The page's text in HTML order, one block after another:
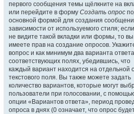
первого сообщения темы щёлкните на
или перейдите в форму Создать опрос
основной формой для создания
зависимости от используемого стиля;
не видите такой вкладки или формы, то
имеете прав на создание опросов.
вопрос и как минимум два варианта
соответствующих полях, убедившись, что
каждый вариант находится на отдельной
текстового поля. Вы также можете задать
количество вариантов, которые могут
пользователи при голосовании, с
опции «Вариантов ответа», период
опроса в днях (0 означает, что опрос